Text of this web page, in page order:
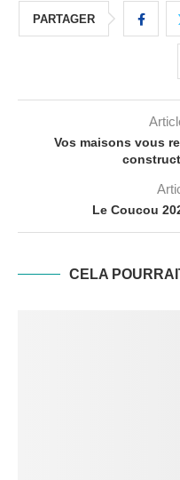
PARTAGER
Vos maisons vous
Le Coucou
CELA